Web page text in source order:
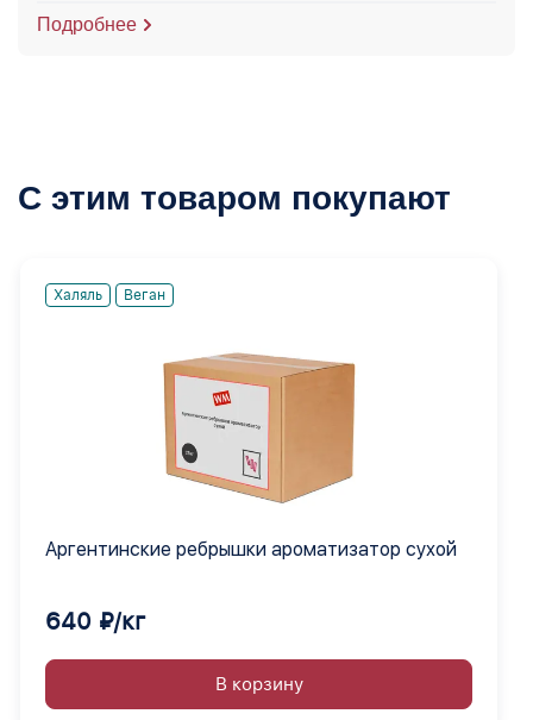
Подробнее
С этим товаром покупают
Халяль Веган
Аргентинские ребрышки ароматизатор сухой
640 ₽/кг
В корзину